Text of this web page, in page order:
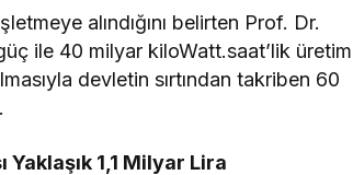
alındığını belirten Prof. Dr.
ile 40 milyar kiloWatt.saat’lik üretim
devletin sırtından takriben 60
Yaklaşık 1,1 Milyar Lira